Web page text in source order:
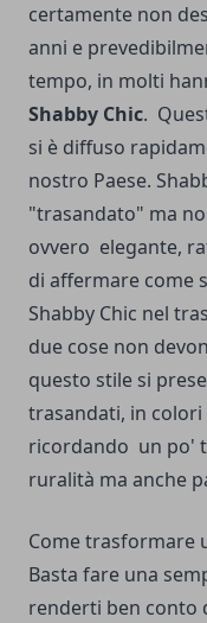
certamente non
anni e
tempo, in molti
Shabby Chic.
si è diffuso
nostro Paese.
"trasandato" ma
ovvero elegante,
di affermare come
Shabby Chic nel
due cose non
questo stile si
trasandati, in
ricordando un po'
ruralità ma anche
Come trasformare
Basta fare una
renderti ben conto